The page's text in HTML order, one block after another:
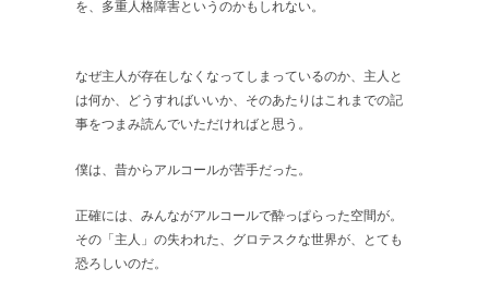
を、多重人格障害というのかもしれない。
なぜ主人が存在しなくなってしまっているのか、主人と
は何か、どうすればいいか、そのあたりはこれまでの記
事をつまみ読んでいただければと思う。
僕は、昔からアルコールが苦手だった。
正確には、みんながアルコールで酔っぱらった空間が。
その「主人」の失われた、グロテスクな世界が、とても
恐ろしいのだ。